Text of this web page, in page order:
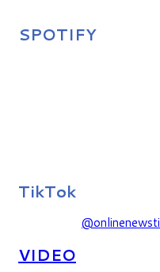
SPOTIFY
TikTok
VIDEO